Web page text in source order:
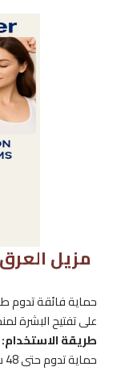
حماية فائقة تدوم
على تفتيح البشرة
طريقة الاستخدام:
حماية تدوم حتى 48 ساعة.